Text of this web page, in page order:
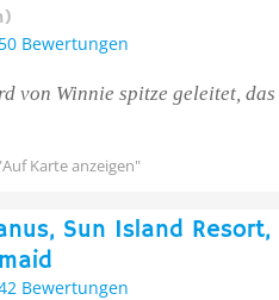
50 Bewertungen
von Winnie spitze geleitet, das
Karte anzeigen"
Sun Island
Bewertungen